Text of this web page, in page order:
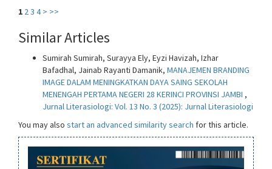
1 23 4 > >>
Similar Articles
Sumirah Sumirah, Surayya Ely, Eyzi Havizah, Izhar
Bafadhal, Jainab Rayanti Damanik, MANAJEMEN BRANDING
IMAGE DALAM MENINGKATKAN DAYA SAING SEKOLAH
MENENGAH PERTAMA NEGERI 28 KERINCI PROVINSI JAMBI ,
Jurnal Literasiologi: Vol. 13 No. 3 (2025): Jurnal Literasiologi
You may also start an advanced similarity search for this article.